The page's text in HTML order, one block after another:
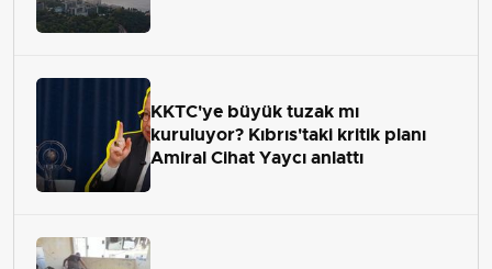
KKTC'ye büyük tuzak mı
kuruluyor? Kıbrıs'taki kritik planı
Amiral Cihat Yaycı anlattı